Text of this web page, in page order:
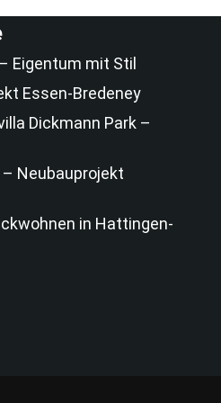
Eigentum mit Stil
Essen-Bredeney
Dickmann Park –
– Neubauprojekt
in Hattingen-